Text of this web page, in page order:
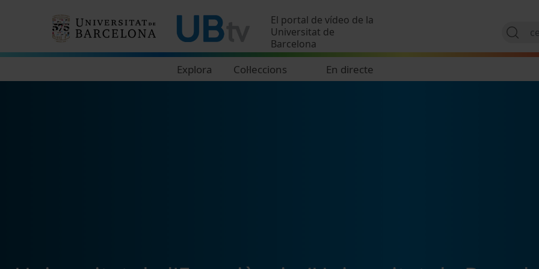
El portal de vídeo de la
Universitat de
Barcelona
Explora Col·leccions En directe